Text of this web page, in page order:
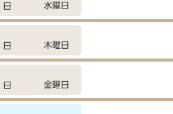
日 水曜日
日 木曜日
日 金曜日